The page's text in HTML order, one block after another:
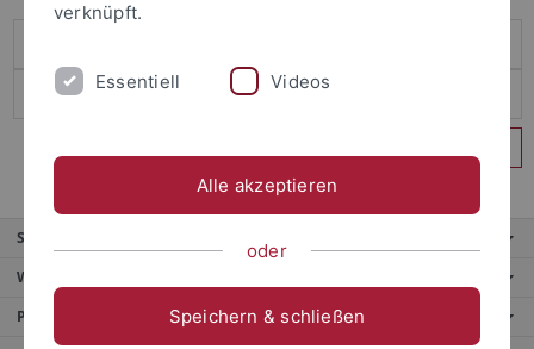
Service
Weitere Angebote
Portale
verknüpft.
Essentiell Videos
Alle akzeptieren
oder
Speichern & schließen